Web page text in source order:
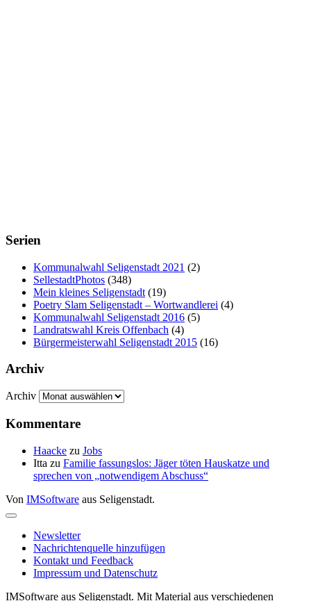
Serien
Kommunalwahl Seligenstadt 2021 (2)
SellestadtPhotos (348)
Mein kleines Seligenstadt (19)
Poetry Slam Seligenstadt – Wortwandlerei (4)
Kommunalwahl Seligenstadt 2016 (5)
Landratswahl Kreis Offenbach (4)
Bürgermeisterwahl Seligenstadt 2015 (16)
Archiv
Archiv
Kommentare
Haacke zu Jobs
Itta zu Familie fassungslos: Jäger töten Hauskatze und
sprechen von „notwendigem Abschuss“
Von IMSoftware aus Seligenstadt.
Newsletter
Nachrichtenquelle hinzufügen
Kontakt und Feedback
Impressum und Datenschutz
IMSoftware aus Seligenstadt. Mit Material aus verschiedenen